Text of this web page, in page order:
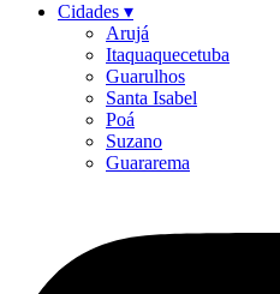
Cidades ▾
Arujá
Itaquaquecetuba
Guarulhos
Santa Isabel
Poá
Suzano
Guararema